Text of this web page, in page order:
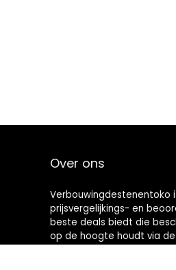
Over ons
Verbouwingdestenentoko
prijsvergelijkings- en
beste deals biedt die
op de hoogte houdt via